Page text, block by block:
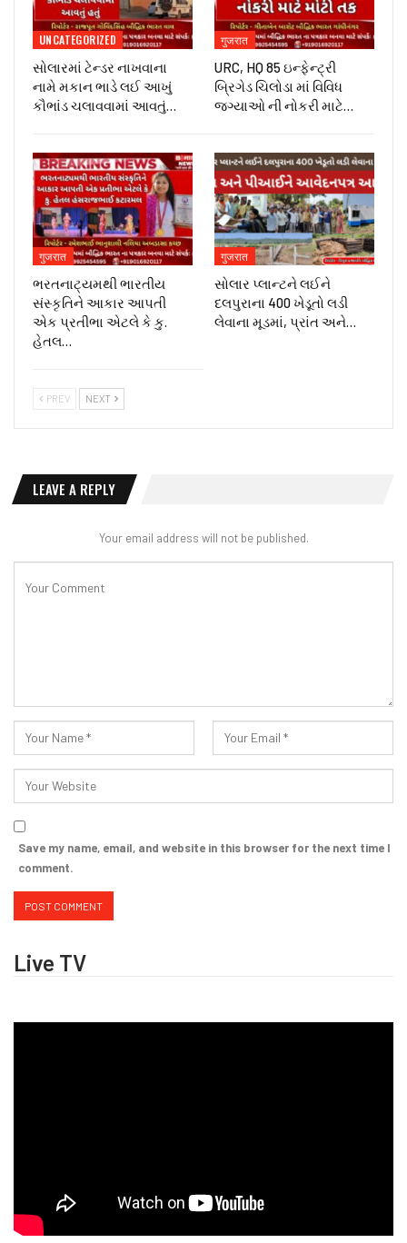
UNCATEGORIZED
સોલારમાં ટેન્ડર નાખવાના
નામે મકાન ભાડે લઈ આખું
કૌભાંડ ચલાવવામાં આવતું…
गुजरात
URC, HQ 85 ઇન્ફેન્ટ્રી
બ્રિગેડ ચિલોડા માં વિવિધ
જગ્યાઓ ની નોકરી માટે…
गुजरात
ભરતનાટ્યમથી ભારતીય
સંસ્કૃતિને આકાર આપતી
એક પ્રતીભા એટલે કે‌ કુ.
હેતલ…
गुजरात
સોલાર પ્લાન્ટને લઈને
દલપુરાના 400 ખેડૂતો લડી
લેવાના મૂડમાં, પ્રાંત અને…
PREV NEXT
LEAVE A REPLY
Your email address will not be published.
Save my name, email, and website in this browser for the next time I
comment.
Live TV